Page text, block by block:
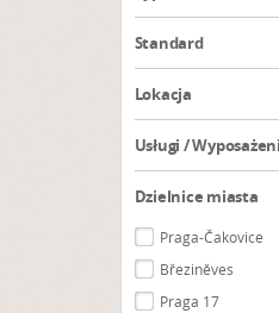
Standard
Lokacja
Usługi /
Dzielnice miasta
Praga-Čakovice
Březiněves
Praga 17